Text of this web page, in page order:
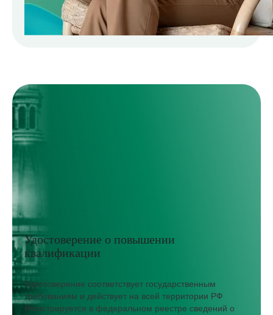
Удостоверение о повышении
квалификации
Удостоверение соответствует государственным
требованиям и действует на всей территории РФ
Регистрируется в федеральном реестре сведений о